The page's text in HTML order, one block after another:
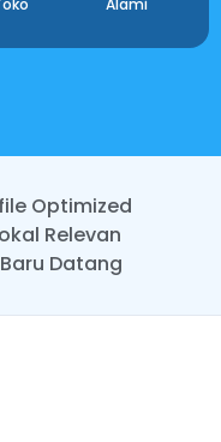
Optimized
Relevan
Datang